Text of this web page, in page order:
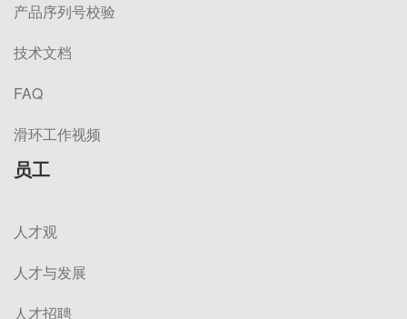
产品序列号校验
技术文档
FAQ
滑环工作视频
员工
人才观
人才与发展
人才招聘